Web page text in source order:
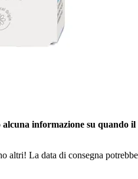
alcuna informazione su quando
altri! La data di consegna